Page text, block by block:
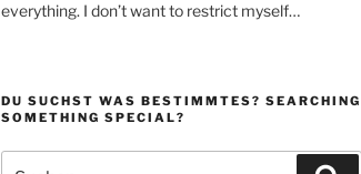
everything. I don’t want to restrict myself…
DU SUCHST WAS BESTIMMTES? SEARCHING
SOMETHING SPECIAL?